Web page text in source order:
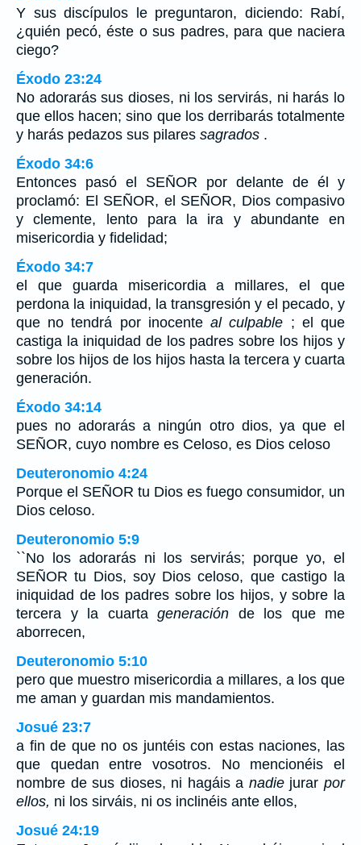
Y sus discípulos le preguntaron, diciendo: Rabí,
¿quién pecó, éste o sus padres, para que naciera
ciego?
Éxodo 23:24
No adorarás sus dioses, ni los servirás, ni harás lo
que ellos hacen; sino que los derribarás totalmente
y harás pedazos sus pilares sagrados .
Éxodo 34:6
Entonces pasó el SEÑOR por delante de él y
proclamó: El SEÑOR, el SEÑOR, Dios compasivo
y clemente, lento para la ira y abundante en
misericordia y fidelidad;
Éxodo 34:7
el que guarda misericordia a millares, el que
perdona la iniquidad, la transgresión y el pecado, y
que no tendrá por inocenteal culpable ; el que
castiga la iniquidad de los padres sobre los hijos y
sobre los hijos de los hijos hasta la tercera y cuarta
generación.
Éxodo 34:14
pues no adorarás a ningún otro dios, ya que el
SEÑOR, cuyo nombre es Celoso, es Dios celoso
Deuteronomio 4:24
Porque el SEÑOR tu Dios es fuego consumidor, un
Dios celoso.
Deuteronomio 5:9
``No los adorarás ni los servirás; porque yo, el
SEÑOR tu Dios, soy Dios celoso, que castigo la
iniquidad de los padres sobre los hijos, y sobre la
tercera y la cuarta generación de los que me
aborrecen,
Deuteronomio 5:10
pero que muestro misericordia a millares, a los que
me aman y guardan mis mandamientos.
Josué 23:7
a fin de que no os juntéis con estas naciones, las
que quedan entre vosotros. No mencionéis el
nombre de sus dioses, ni hagáis a nadiejurarpor
ellos, ni los sirváis, ni os inclinéis ante ellos,
Josué 24:19